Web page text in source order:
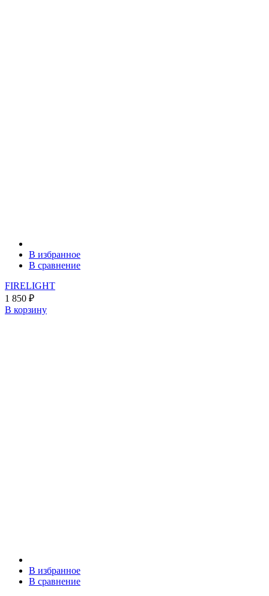
В избранное
В сравнение
FIRELIGHT
1 850 ₽
В корзину
В избранное
В сравнение